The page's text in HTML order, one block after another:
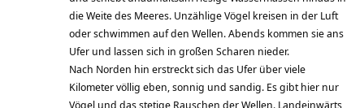
die Weite des Meeres. Unzählige Vögel kreisen in der Luft
oder schwimmen auf den Wellen. Abends kommen sie ans
Ufer und lassen sich in großen Scharen nieder.
Nach Norden hin erstreckt sich das Ufer über viele
Kilometer völlig eben, sonnig und sandig. Es gibt hier nur
Vögel und das stetige Rauschen der Wellen. Landeinwärts